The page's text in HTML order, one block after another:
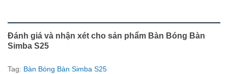
Đánh giá và nhận xét cho sản phẩm Bàn Bóng Bàn
Simba S25
Tag: Bàn Bóng Bàn Simba S25